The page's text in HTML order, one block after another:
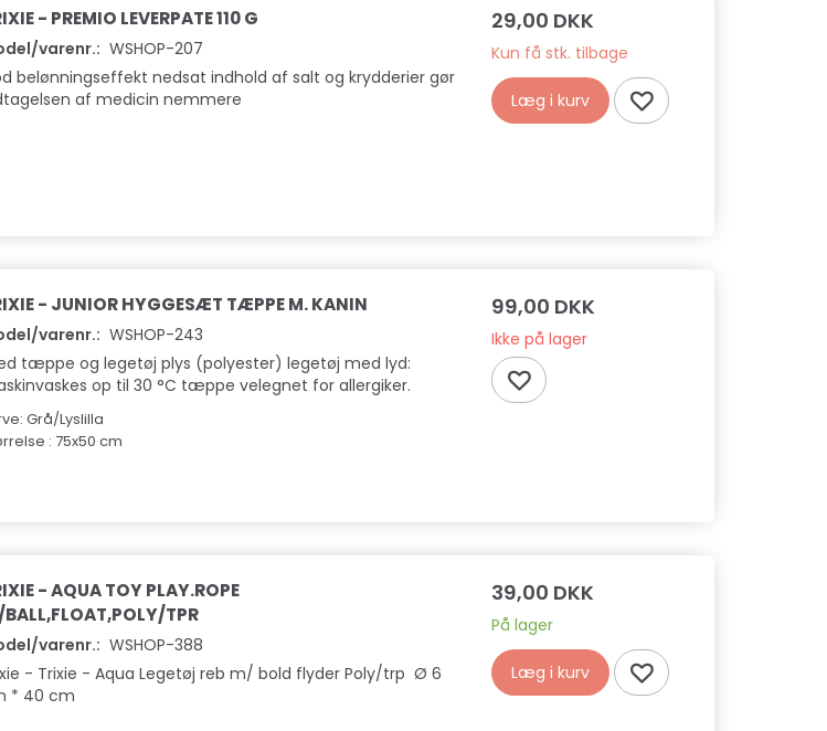
- PREMIO LEVERPATE 110 G
varenr.: WSHOP-207
belønningseffekt nedsat indhold af salt og krydderier gør
af medicin nemmere
29,00 DKK
Kun få stk. tilbage
Læg i kurv
- JUNIOR HYGGESÆT TÆPPE M. KANIN
varenr.: WSHOP-243
tæppe og legetøj plys (polyester) legetøj med lyd:
op til 30 °C tæppe velegnet for allergiker.
Grå/Lyslilla
: 75x50 cm
99,00 DKK
Ikke på lager
- AQUA TOY PLAY.ROPE
TPR
varenr.: WSHOP-388
- Trixie - Aqua Legetøj reb m/ bold flyder Poly/trp Ø 6
* 40 cm
39,00 DKK
På lager
Læg i kurv